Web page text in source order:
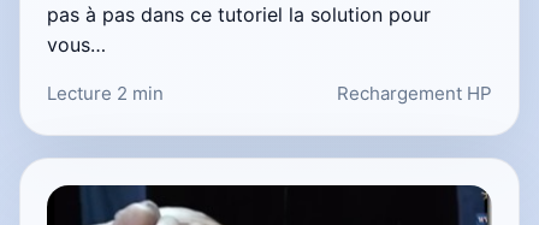
pas à pas dans ce tutoriel la solution pour
vous…
Lecture 2 min Rechargement HP